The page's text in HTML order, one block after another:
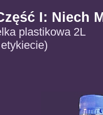
I: Niech
plastikowa 2L